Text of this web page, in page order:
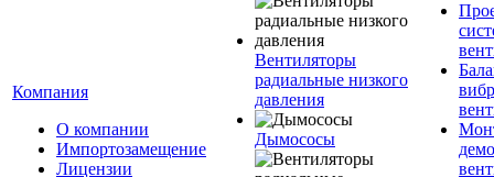
Компания
О компании
Импортозамещение
Лицензии
Вентиляторы
радиальные низкого
давления
Дымососы